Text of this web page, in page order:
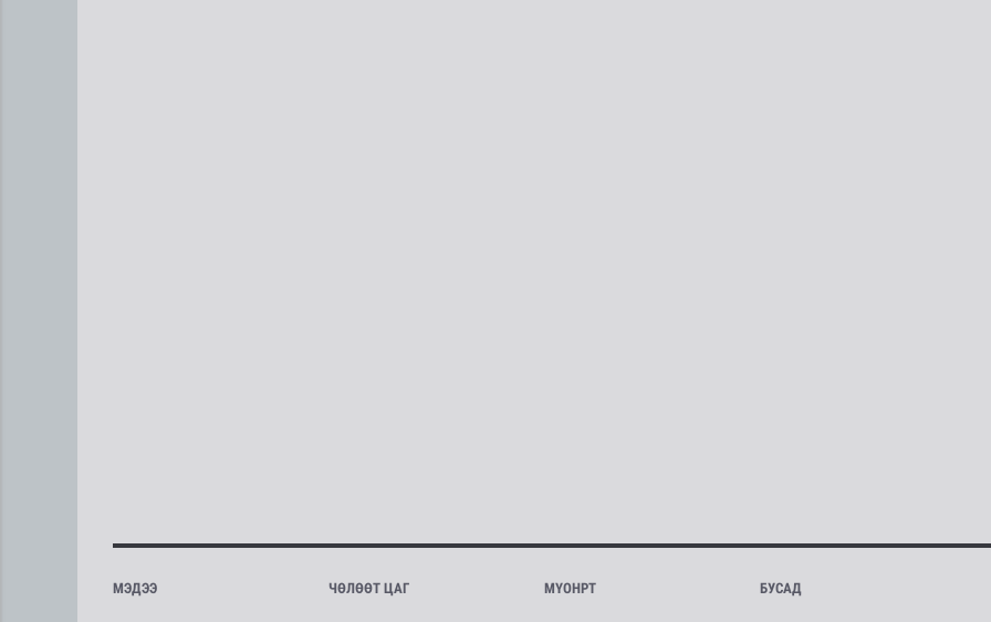
МЭДЭЭ ЧӨЛӨӨТ ЦАГ МҮОНРТ БУСАД